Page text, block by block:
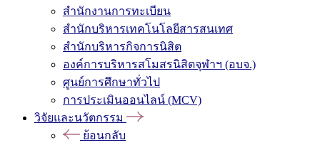
สำนักงานการทะเบียน
สำนักบริหารเทคโนโลยีสารสนเทศ
สำนักบริหารกิจการนิสิต
องค์การบริหารสโมสรนิสิตจุฬาฯ (อบจ.)
ศูนย์การศึกษาทั่วไป
การประเมินออนไลน์ (MCV)
วิจัยและนวัตกรรม
ย้อนกลับ